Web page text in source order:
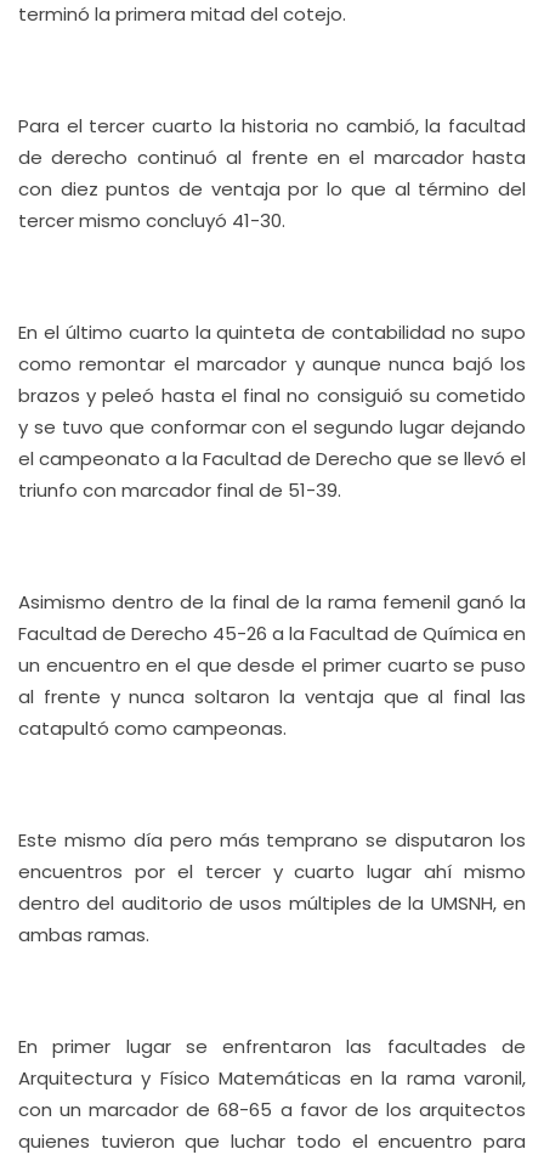
terminó la primera mitad del cotejo.
Para el tercer cuarto la historia no cambió, la facultad
de derecho continuó al frente en el marcador hasta
con diez puntos de ventaja por lo que al término del
tercer mismo concluyó 41-30.
En el último cuarto la quinteta de contabilidad no supo
como remontar el marcador y aunque nunca bajó los
brazos y peleó hasta el final no consiguió su cometido
y se tuvo que conformar con el segundo lugar dejando
el campeonato a la Facultad de Derecho que se llevó el
triunfo con marcador final de 51-39.
Asimismo dentro de la final de la rama femenil ganó la
Facultad de Derecho 45-26 a la Facultad de Química en
un encuentro en el que desde el primer cuarto se puso
al frente y nunca soltaron la ventaja que al final las
catapultó como campeonas.
Este mismo día pero más temprano se disputaron los
encuentros por el tercer y cuarto lugar ahí mismo
dentro del auditorio de usos múltiples de la UMSNH, en
ambas ramas.
En primer lugar se enfrentaron las facultades de
Arquitectura y Físico Matemáticas en la rama varonil,
con un marcador de 68-65 a favor de los arquitectos
quienes tuvieron que luchar todo el encuentro para